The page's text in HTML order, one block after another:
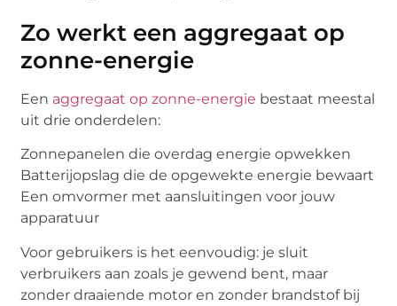
Zo werkt een aggregaat op
zonne-energie
Een aggregaat op zonne-energie bestaat meestal
uit drie onderdelen:
Zonnepanelen die overdag energie opwekken
Batterijopslag die de opgewekte energie bewaart
Een omvormer met aansluitingen voor jouw
apparatuur
Voor gebruikers is het eenvoudig: je sluit
verbruikers aan zoals je gewend bent, maar
zonder draaiende motor en zonder brandstof bij